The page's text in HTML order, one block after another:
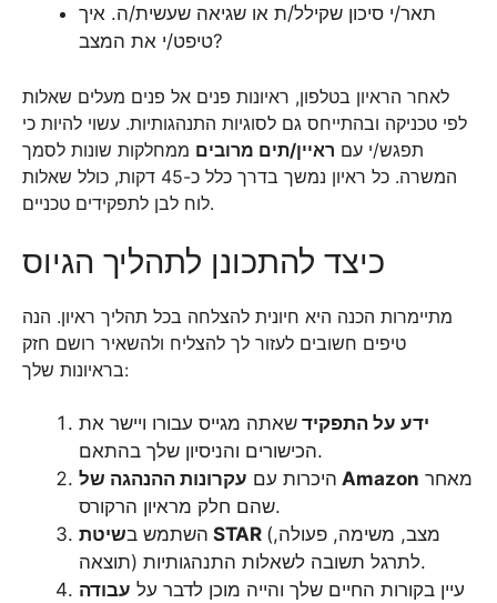
תאר/י סיכון שקילל/ת או שגיאה שעשית/ה. איך
טיפט/י את המצב?
לאחר הראיון בטלפון, ראיונות פנים אל פנים מעלים שאלות
לפי טכניקה ובהתייחס גם לסוגיות התנהגותיות. עשוי להיות כי
תפגש/י עם ראיין/תים מרובים ממחלקות שונות לסמך
המשרה. כל ראיון נמשך בדרך כלל כ-45 דקות, כולל שאלות
לוח לבן לתפקידים טכניים.
כיצד להתכונן לתהליך הגיוס
מתיימרות הכנה היא חיונית להצלחה בכל תהליך ראיון. הנה
טיפים חשובים לעזור לך להצליח ולהשאיר רושם חזק
בראיונות שלך:
ידע על התפקיד שאתה מגייס עבורו ויישר את
הכישורים והניסיון שלך בהתאם.
היכרות עם עקרונות ההנהגה של Amazon
שהם חלק מראיון הרקורס.
השתמש ב שיטת STAR (מצב, משימה, פעולה,
תוצאה) לתרגל תשובה לשאלות התנהגותיות.
עיין בקורות החיים שלך והייה מוכן לדבר על עבודה